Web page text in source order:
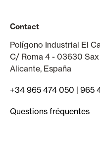
Contact
Polígono Industrial El
C/ Roma 4 - 03630 Sax
Alicante, España
+34 965 474 050 | 965
Questions fréquentes